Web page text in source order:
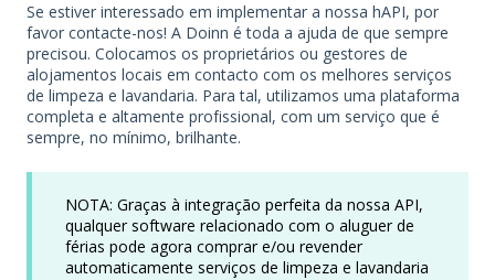
Se estiver interessado em implementar a nossa hAPI, por
favor contacte-nos! A Doinn é toda a ajuda de que sempre
precisou. Colocamos os proprietários ou gestores de
alojamentos locais em contacto com os melhores serviços
de limpeza e lavandaria. Para tal, utilizamos uma plataforma
completa e altamente profissional, com um serviço que é
sempre, no mínimo, brilhante.
NOTA: Graças à integração perfeita da nossa API,
qualquer software relacionado com o aluguer de
férias pode agora comprar e/ou revender
automaticamente serviços de limpeza e lavandaria